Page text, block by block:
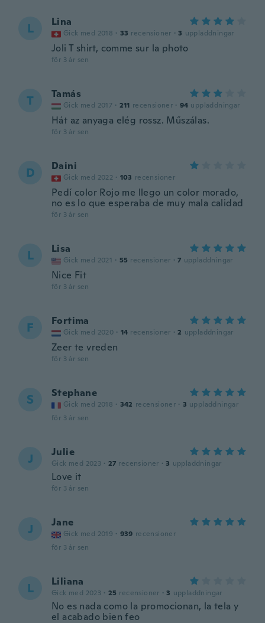
L Lina
Gick med 2018 · 33 recensioner · 3 uppladdningar
Joli T shirt, comme sur la photo
för 3 år sen
T Tamás
Gick med 2017 · 211 recensioner · 94 uppladdningar
Hát az anyaga elég rossz. Műszálas.
för 3 år sen
D Daini
Gick med 2022 · 103 recensioner
Pedí color Rojo me llego un color morado,
no es lo que esperaba de muy mala calidad
för 3 år sen
L Lisa
Gick med 2021 · 55 recensioner · 7 uppladdningar
Nice Fit
för 3 år sen
F Fortima
Gick med 2020 · 14 recensioner · 2 uppladdningar
Zeer te vreden
för 3 år sen
S Stephane
Gick med 2018 · 342 recensioner · 3 uppladdningar
för 3 år sen
J Julie
Gick med 2023 · 27 recensioner · 3 uppladdningar
Love it
för 3 år sen
J Jane
Gick med 2019 · 939 recensioner
för 3 år sen
L Liliana
Gick med 2023 · 25 recensioner · 3 uppladdningar
No es nada como la promocionan, la tela y
el acabado bien feo